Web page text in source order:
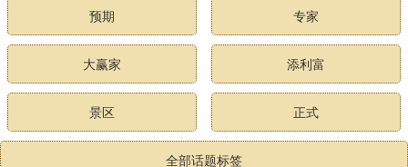
预期 专家
大赢家 添利富
景区 正式
全部话题标签